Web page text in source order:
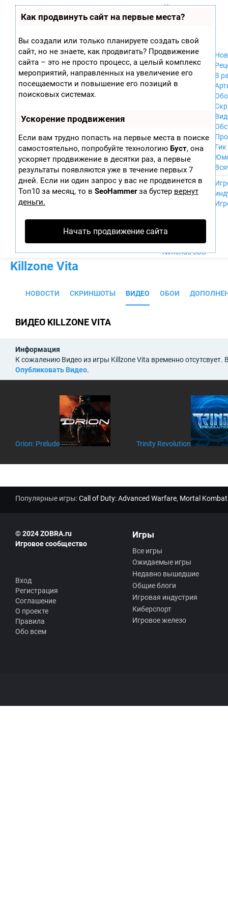
Как продвинуть сайт на первые места?
Вы создали или только планируете создать свой
сайт, но не знаете, как продвигать? Продвижение
сайта – это не просто процесс, а целый комплекс
мероприятий, направленных на увеличение его
посещаемости и повышение его позиций в
поисковых системах.
Ускорение продвижения
Если вам трудно попасть на первые места в поиске
самостоятельно, попробуйте технологию Буст, она
ускоряет продвижение в десятки раз, а первые
результаты появляются уже в течение первых 7
дней. Если ни один запрос у вас не продвинется в
Топ10 за месяц, то в SeoHammerза бустер вернут
деньги.
Начать продвижение сайта
играх
П
ла
ф
ор
м
ы
Xbox 360
Xbox
GameCube
PS2
PS3
Android
iPhone, iPod,
iPad
MacOS
Sega Mega Drive
NES
Wii U
PS4
Xbox One
Nintendo 3DS
В
Гик
Killzone Vita
НОВОСТИ СКРИНШОТЫ ВИДЕО ОБОИ
ВИДЕО KILLZONE VITA
Информация
К сожалению Видео из игры Killzone Vita временно
Опубликовать Видео.
Orion: Prelude Trinity Revolution
Популярные игры:Call of Duty: Advanced Warfare, Mortal
© 2024 ZOBRA.ru
Игровое сообщество
Вход
Регистрация
Соглашение
О проекте
Правила
Обо всем
Игры
Все игры
Ожидаемые игры
Недавно вышедшие
Общие блоги
Игровая индустрия
Киберспорт
Игровое железо